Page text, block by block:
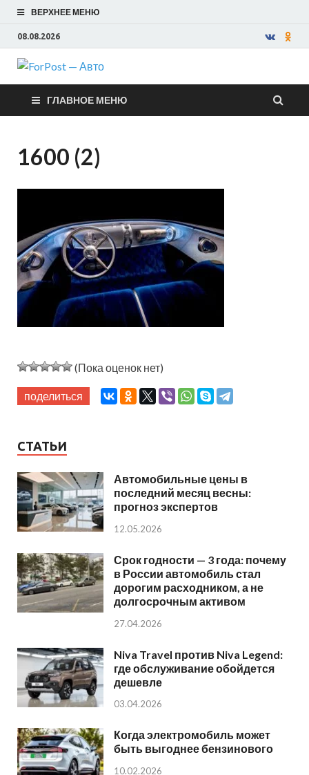
ВЕРХНЕЕ МЕНЮ
08.08.2026
ForPost —
Авто
ГЛАВНОЕ МЕНЮ
1600 (2)
(Пока оценок нет)
поделиться
СТАТЬИ
Автомобильные цены в
последний месяц весны:
прогноз экспертов
12.05.2026
Срок годности — 3 года: почему
в России автомобиль стал
дорогим расходником, а не
долгосрочным активом
27.04.2026
Niva Travel против Niva Legend:
где обслуживание обойдется
дешевле
03.04.2026
Когда электромобиль может
быть выгоднее бензинового
10.02.2026